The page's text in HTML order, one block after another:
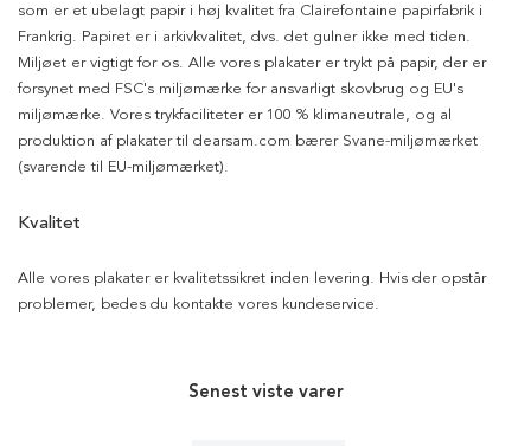
som er et ubelagt papir i høj kvalitet fra Clairefontaine papirfabrik i
Frankrig. Papiret er i arkivkvalitet, dvs. det gulner ikke med tiden.
Miljøet er vigtigt for os. Alle vores plakater er trykt på papir, der er
forsynet med FSC's miljømærke for ansvarligt skovbrug og EU's
miljømærke. Vores trykfaciliteter er 100 % klimaneutrale, og al
produktion af plakater til dearsam.com bærer Svane-miljømærket
(svarende til EU-miljømærket).
Kvalitet
Alle vores plakater er kvalitetssikret inden levering. Hvis der opstår
problemer, bedes du kontakte vores kundeservice.
Senest viste varer